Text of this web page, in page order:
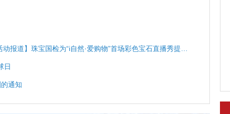
报道】珠宝国检为“i自然·爱购物”首场彩色宝石直播秀提供
日
通知